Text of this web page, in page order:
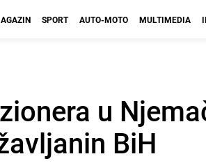
SPORT AUTO-MOTO MULTIMEDIA
u
BiH